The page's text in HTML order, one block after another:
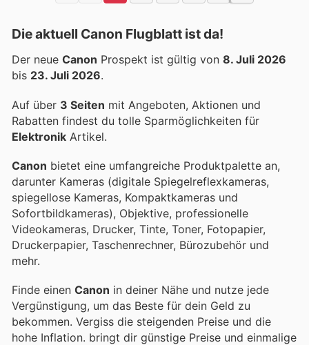
Die aktuell Canon Flugblatt ist da!
Der neue Canon Prospekt ist gültig von 8. Juli 2026
bis 23. Juli 2026.
Auf über 3 Seiten mit Angeboten, Aktionen und
Rabatten findest du tolle Sparmöglichkeiten für
Elektronik Artikel.
Canon bietet eine umfangreiche Produktpalette an,
darunter Kameras (digitale Spiegelreflexkameras,
spiegellose Kameras, Kompaktkameras und
Sofortbildkameras), Objektive, professionelle
Videokameras, Drucker, Tinte, Toner, Fotopapier,
Druckerpapier, Taschenrechner, Bürozubehör und
mehr.
Finde einen Canon in deiner Nähe und nutze jede
Vergünstigung, um das Beste für dein Geld zu
bekommen. Vergiss die steigenden Preise und die
hohe Inflation. bringt dir günstige Preise und einmalige